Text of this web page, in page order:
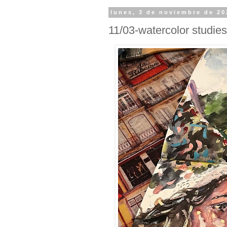
lunes, 3 de noviembre de
11/03-watercolor studies